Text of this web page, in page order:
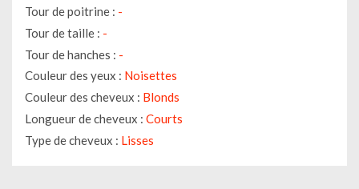
Tour de poitrine : -
Tour de taille : -
Tour de hanches : -
Couleur des yeux : Noisettes
Couleur des cheveux : Blonds
Longueur de cheveux : Courts
Type de cheveux : Lisses